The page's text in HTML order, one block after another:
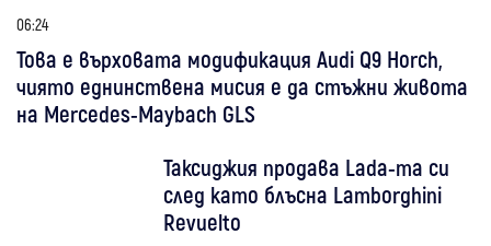
06:24
Това е върховата модификация Audi Q9 Horch,
чиято еднинствена мисия е да стъжни живота
на Mercedes-Maybach GLS
Таксиджия продава Lada-та си
след като блъсна Lamborghini
Revuelto